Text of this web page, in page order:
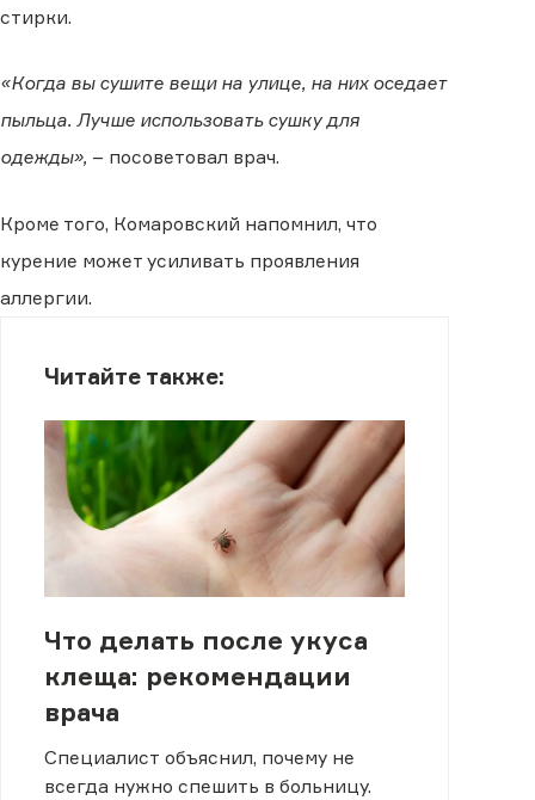
стирки.
«Когда вы сушите вещи на улице, на них оседает
пыльца. Лучше использовать сушку для
одежды», – посоветовал врач.
Кроме того, Комаровский напомнил, что
курение может усиливать проявления
аллергии.
Читайте также:
Что делать после укуса
клеща: рекомендации
врача
Специалист объяснил, почему не
всегда нужно спешить в больницу.